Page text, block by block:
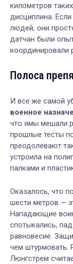
километров
дисциплина.
людей, они
датчан были
координировали
Полоса
И все же самой
военное
что ямы мешали
прошлые тесты
преодолевают
устроила на
палками и
Оказалось, что
шести метров —
Нападающие
спотыкались,
равновесие.
чем штурмовать.
Люнгстрем